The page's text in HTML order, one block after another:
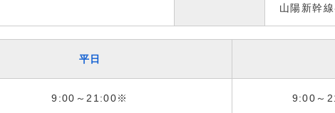
山陽新幹
平日
9:00～21:00※ 9:00～